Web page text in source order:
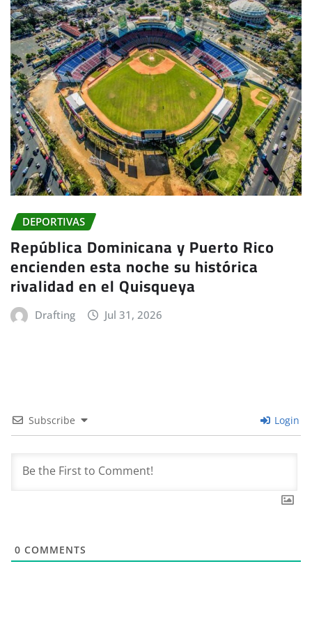
DEPORTIVAS
República Dominicana y Puerto Rico
encienden esta noche su histórica
rivalidad en el Quisqueya
Drafting Jul 31, 2026
Subscribe Login
0 COMMENTS